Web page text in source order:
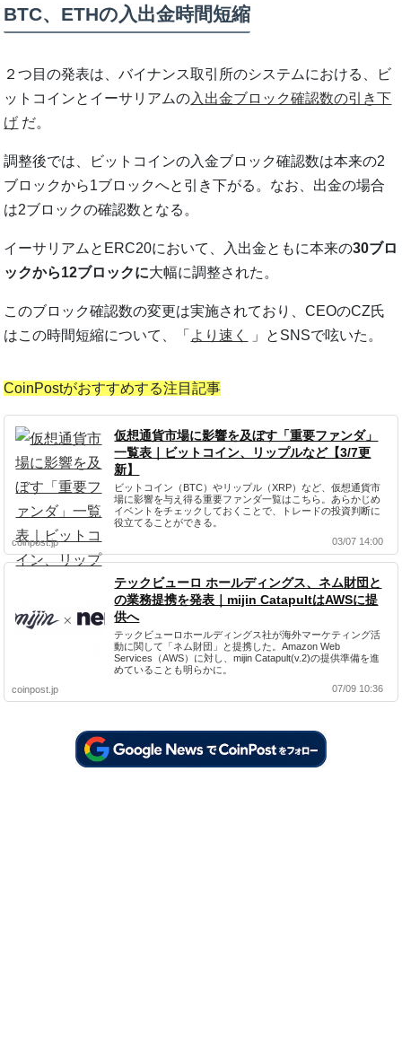
BTC、ETHの入出金時間短縮
２つ目の発表は、バイナンス取引所のシステムにおける、ビ
ットコインとイーサリアムの入出金ブロック確認数の引き下
げ だ。
調整後では、ビットコインの入金ブロック確認数は本来の2
ブロックから1ブロックへと引き下がる。なお、出金の場合
は2ブロックの確認数となる。
イーサリアムとERC20において、入出金ともに本来の30ブロ
ックから12ブロックに大幅に調整された。
このブロック確認数の変更は実施されており、CEOのCZ氏
はこの時間短縮について、「 より速く 」とSNSで呟いた。
CoinPostがおすすめする注目記事
仮想通貨市場に影響を及ぼす「重要ファンダ」
一覧表｜ビットコイン、リップルなど【3/7更
新】
ビットコイン（BTC）やリップル（XRP）など、仮想通貨市
場に影響を与え得る重要ファンダ一覧はこちら。あらかじめ
イベントをチェックしておくことで、トレードの投資判断に
役立てることができる。
coinpost.jp
03/07 14:00
テックビューロ ホールディングス、ネム財団と
の業務提携を発表｜mijin CatapultはAWSに提
供へ
テックビューロホールディングス社が海外マーケティング活
動に関して「ネム財団」と提携した。Amazon Web
Services（AWS）に対し、mijin Catapult(v.2)の提供準備を進
めていることも明らかに。
coinpost.jp
07/09 10:36